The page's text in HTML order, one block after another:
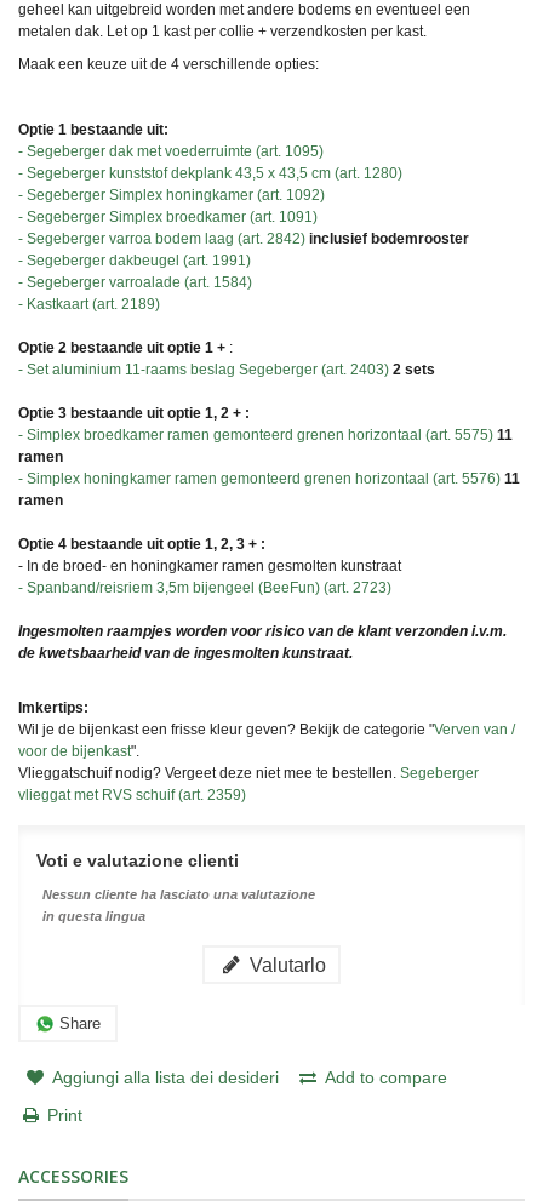
geheel kan uitgebreid worden met andere bodems en eventueel een
metalen dak. Let op 1 kast per collie + verzendkosten per kast.
Maak een keuze uit de 4 verschillende opties:
Optie 1 bestaande uit:
- Segeberger dak met voederruimte (art. 1095)
- Segeberger kunststof dekplank 43,5 x 43,5 cm (art. 1280)
- Segeberger Simplex honingkamer (art. 1092)
- Segeberger Simplex broedkamer (art. 1091)
- Segeberger varroa bodem laag (art. 2842) inclusief bodemrooster
- Segeberger dakbeugel (art. 1991)
- Segeberger varroalade (art. 1584)
- Kastkaart (art. 2189)
Optie 2 bestaande uit optie 1 + :
- Set aluminium 11-raams beslag Segeberger (art. 2403) 2 sets
Optie 3 bestaande uit optie 1, 2 + :
- Simplex broedkamer ramen gemonteerd grenen horizontaal (art. 5575) 11
ramen
- Simplex honingkamer ramen gemonteerd grenen horizontaal (art. 5576) 11
ramen
Optie 4 bestaande uit optie 1, 2, 3 + :
- In de broed- en honingkamer ramen gesmolten kunstraat
- Spanband/reisriem 3,5m bijengeel (BeeFun) (art. 2723)
Ingesmolten raampjes worden voor risico van de klant verzonden i.v.m.
de kwetsbaarheid van de ingesmolten kunstraat.
Imkertips:
Wil je de bijenkast een frisse kleur geven? Bekijk de categorie "Verven van /
voor de bijenkast".
Vlieggatschuif nodig? Vergeet deze niet mee te bestellen. Segeberger
vlieggat met RVS schuif (art. 2359)
Voti e valutazione clienti
Nessun cliente ha lasciato una valutazione
in questa lingua
Valutarlo
Share
Aggiungi alla lista dei desideri
Add to compare
Print
ACCESSORIES